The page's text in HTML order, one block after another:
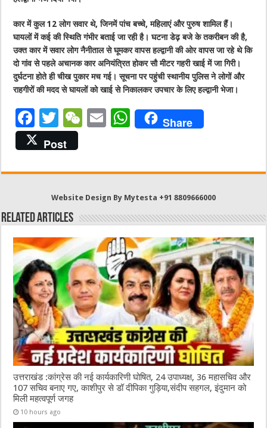
कार में कुल 12 लोग सवार थे, जिनमें पांच बच्चे, महिलाएं और पुरुष शामिल हैं।
घायलों में कई की स्थिति गंभीर बताई जा रही है। घटना डेढ़ बजे के तकरीबन की है,
उक्त कार में सवार लोग नैनीताल से घूमकर वापस हल्द्वानी की ओर वापस जा रहे थे कि
दो गांव से पहले अचानक कार अनियंत्रित होकर सौ मीटर गहरी खाई में जा गिरी।
दुर्घटना होते ही चीख पुकार मच गई। सूचना पर पहुंची स्थानीय पुलिस ने लोगों और
राहगीरों की मदद से घायलों को खाई से निकालकर उपचार के लिए हल्द्वानी भेजा।
F
a
c
e
o
o
k
T
w
it
te
r
W
h
at
E
l
W
s
A
p
p
Share
Post
Website Design By Mytesta +91 8809666000
Related Articles
उत्तराखंड :कांग्रेस की नई कार्यकारिणी घोषित, 24 उपाध्यक्ष, 36 महासचिव और
107 सचिव बनाए गए, काशीपुर से डॉ दीपिका गुड़िया,संदीप सहगल, इंदुमान को
मिली महत्वपूर्ण जगह
10 hours ago